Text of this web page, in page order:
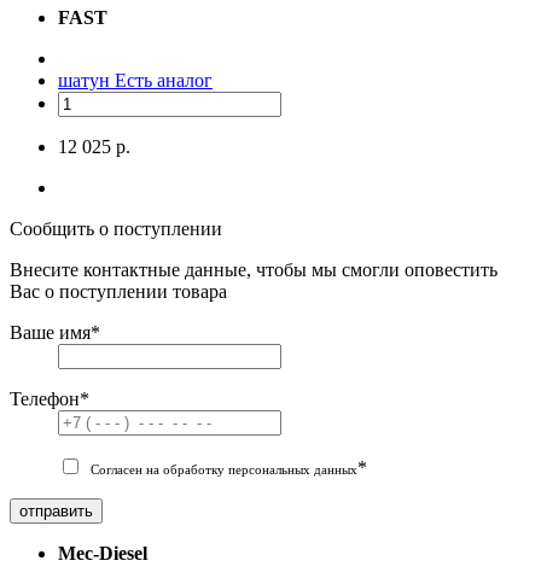
FAST
шатун Есть аналог
12 025 р.
Сообщить о поступлении
Внесите контактные данные, чтобы мы смогли оповестить
Вас о поступлении товара
Ваше имя*
Телефон*
Согласен на обработку персональных данных*
отправить
Mec-Diesel